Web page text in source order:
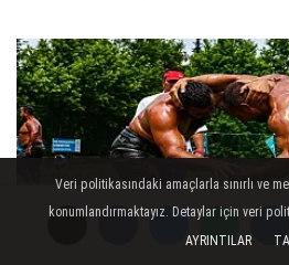
Veri politikasındaki amaçlarla sınırlı ve
konumlandırmaktayız. Detaylar için veri
AYRINTILAR